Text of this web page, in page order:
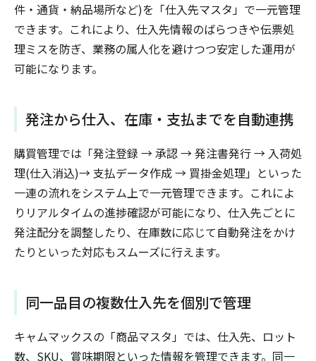
件・通貨・納品場所など)を「仕入先マスタ」で一元管理
できます。これにより、仕入先情報のばらつきや伝票処
理ミスを防ぎ、業務の属人化を避けつつ安定した運用が
可能になります。
発注から仕入、在庫・支払までを自動連携
購買管理では「発注登録 → 承認 → 発注書発行 → 入荷処
理(仕入消込)→ 支払データ作成 → 買掛金処理」といった
一連の流れをシステム上で一元管理できます。これによ
りリアルタイムの進捗確認が可能になり、仕入先ごとに
発注配分を調整したり、在庫数に応じて自動発注をかけ
たりといった対応もスムーズに行えます。
同一品目の複数仕入先を個別で管理
キャムマックスの「商品マスタ」では、仕入先、ロット
数、SKU、賞味期限といった情報を管理できます。同一